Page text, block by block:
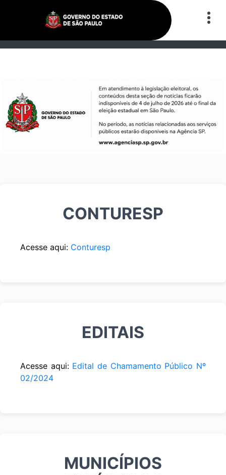
CONTURESP
Acesse aqui: Conturesp
EDITAIS
Acesse aqui: Edital de Chamamento Público Nº
02/2024
MUNICÍPIOS